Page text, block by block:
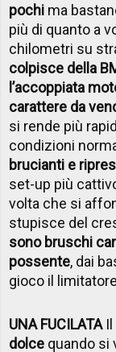
pochi ma
più di quanto a
chilometri su
colpisce della
l’accoppiata
carattere da
si rende più
condizioni
brucianti e
set-up più
volta che si
stupisce del
sono bruschi
possente, dai
gioco il
UNA FUCILATAIl
dolce quando si